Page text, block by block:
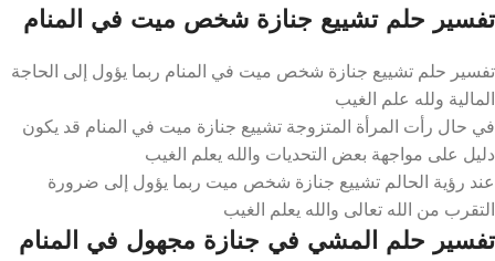
تفسير حلم تشييع جنازة شخص ميت في المنام
تفسير حلم تشييع جنازة شخص ميت في المنام ربما يؤول إلى الحاجة
المالية ولله علم الغيب
في حال رأت المرأة المتزوجة تشييع جنازة ميت في المنام قد يكون
دليل على مواجهة بعض التحديات والله يعلم الغيب
عند رؤية الحالم تشييع جنازة شخص ميت ربما يؤول إلى ضرورة
التقرب من الله تعالى والله يعلم الغيب
تفسير حلم المشي في جنازة مجهول في المنام